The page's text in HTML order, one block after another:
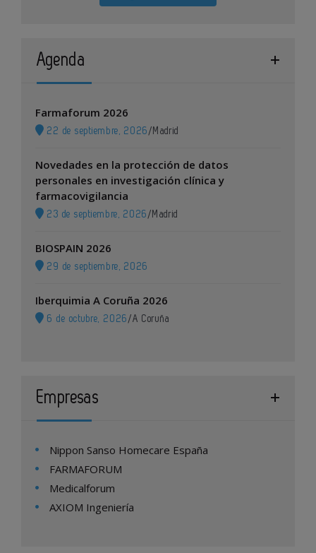
Agenda
Farmaforum 2026
22 de septiembre, 2026 / Madrid
Novedades en la protección de datos
personales en investigación clínica y
farmacovigilancia
23 de septiembre, 2026 / Madrid
BIOSPAIN 2026
29 de septiembre, 2026
Iberquimia A Coruña 2026
6 de octubre, 2026 /A Coruña
Empresas
Nippon Sanso Homecare España
FARMAFORUM
Medicalforum
AXIOM Ingeniería